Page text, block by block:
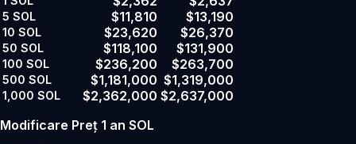
5 SOL $11,810 $13,190
10 SOL $23,620 $26,370
50 SOL $118,100 $131,900
100 SOL $236,200 $263,700
500 SOL $1,181,000 $1,319,000
1,000 SOL $2,362,000 $2,637,000
Modificare Preț 1 an SOL